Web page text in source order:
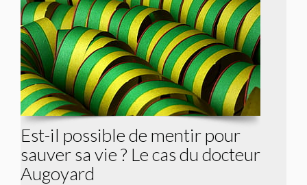
Est-il possible de mentir pour
sauver sa vie ? Le cas du docteur
Augoyard